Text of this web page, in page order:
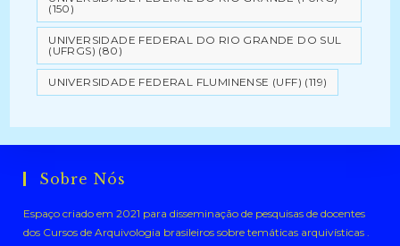
(150)
UNIVERSIDADE FEDERAL DO RIO GRANDE DO SUL
(UFRGS) (80)
UNIVERSIDADE FEDERAL FLUMINENSE (UFF) (119)
Sobre Nós
Espaço criado em 2021 para disseminação de pesquisas de docentes
dos Cursos de Arquivologia brasileiros sobre temáticas arquivísticas .